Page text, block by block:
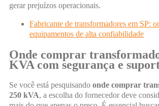
gerar prejuízos operacionais.
Fabricante de transformadores em SP:
equipamentos de alta confiabilidade
Onde comprar
KVA com segurança e
Se você está pesquisando onde comprar
250 kVA, a escolha do fornecedor deve